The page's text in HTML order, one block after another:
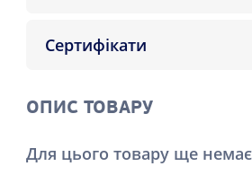
Сертифікати
ОПИС ТОВАРУ
Для цього товару ще